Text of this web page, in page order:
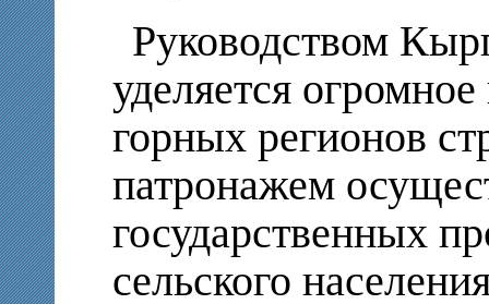
Руководством
уделяется
горных регионов
патронажем
государственных
сельского